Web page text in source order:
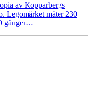
av Kopparbergs
Legomärket mäter 230
gånger…